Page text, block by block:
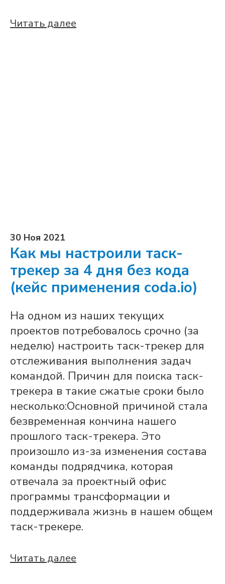
Читать далее
30 Ноя 2021
Как мы настроили таск-
трекер за 4 дня без кода
(кейс применения coda.io)
На одном из наших текущих
проектов потребовалось срочно (за
неделю) настроить таск-трекер для
отслеживания выполнения задач
командой. Причин для поиска таск-
трекера в такие сжатые сроки было
несколько:Основной причиной стала
безвременная кончина нашего
прошлого таск-трекера. Это
произошло из-за изменения состава
команды подрядчика, которая
отвечала за проектный офис
программы трансформации и
поддерживала жизнь в нашем общем
таск-трекере.
Читать далее